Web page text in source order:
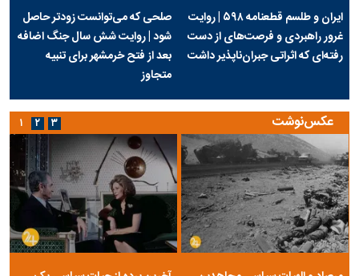
ایران و طلسم قطعنامه ۵۹۸ | روایت
غرور راهبردی و فرصت‌های از دست
رفته‌ای که اثراتی جبران‌ناپذیر داشت
صلحی که می‌توانست زودتر حاصل
شود | روایت شش سال جنگ اضافه
بعد از فتح خرمشهر برای تنبیه
متجاوز
عکس‌نوشت ۱ ۲ ۳